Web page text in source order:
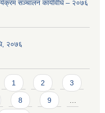
सञ्चालन कार्यविधि – २०७६
२०७६
1 2 3
8 9